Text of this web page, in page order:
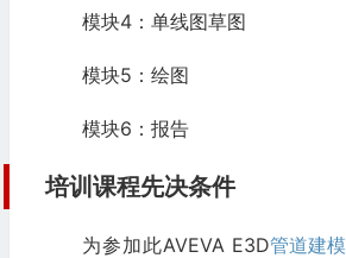
模块4：单线图草图
模块5：绘图
模块6：报告
培训课程先决条件
为参加此AVEVA E3D管道建模